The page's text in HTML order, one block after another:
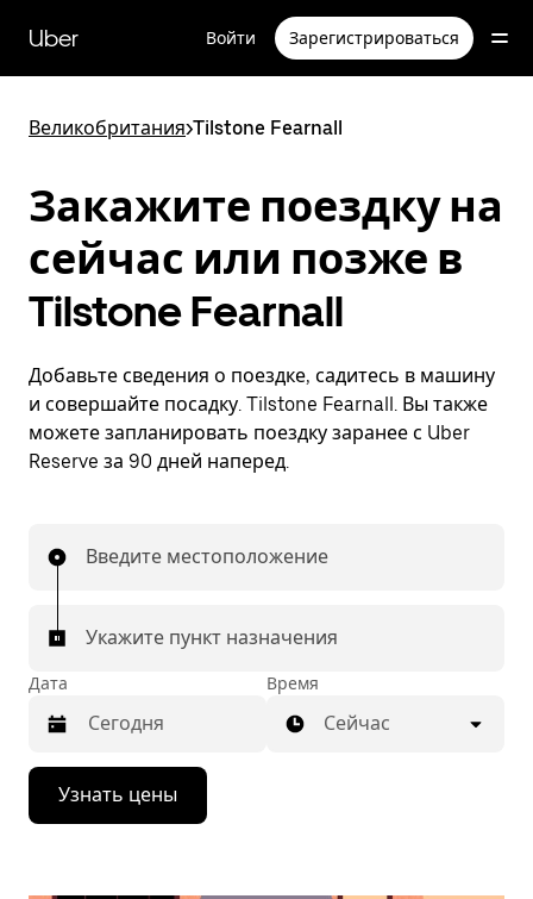
перейти
к
содержимому
Uber Войти Зарегистрироваться
Великобритания>Tilstone Fearnall
Закажите поездку на
сейчас или позже в
Tilstone Fearnall
Добавьте сведения о поездке, садитесь в машину
и совершайте посадку. Tilstone Fearnall. Вы также
можете запланировать поездку заранее с Uber
Reserve за 90 дней наперед.
Введите местоположение
Укажите пункт назначения
Дата
Нажмите
стрелку
вниз,
Время
Сейчас
Узнать цены